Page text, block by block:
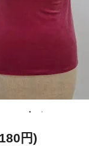
円)